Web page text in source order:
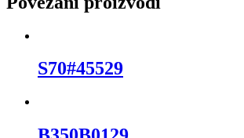
S70#45529